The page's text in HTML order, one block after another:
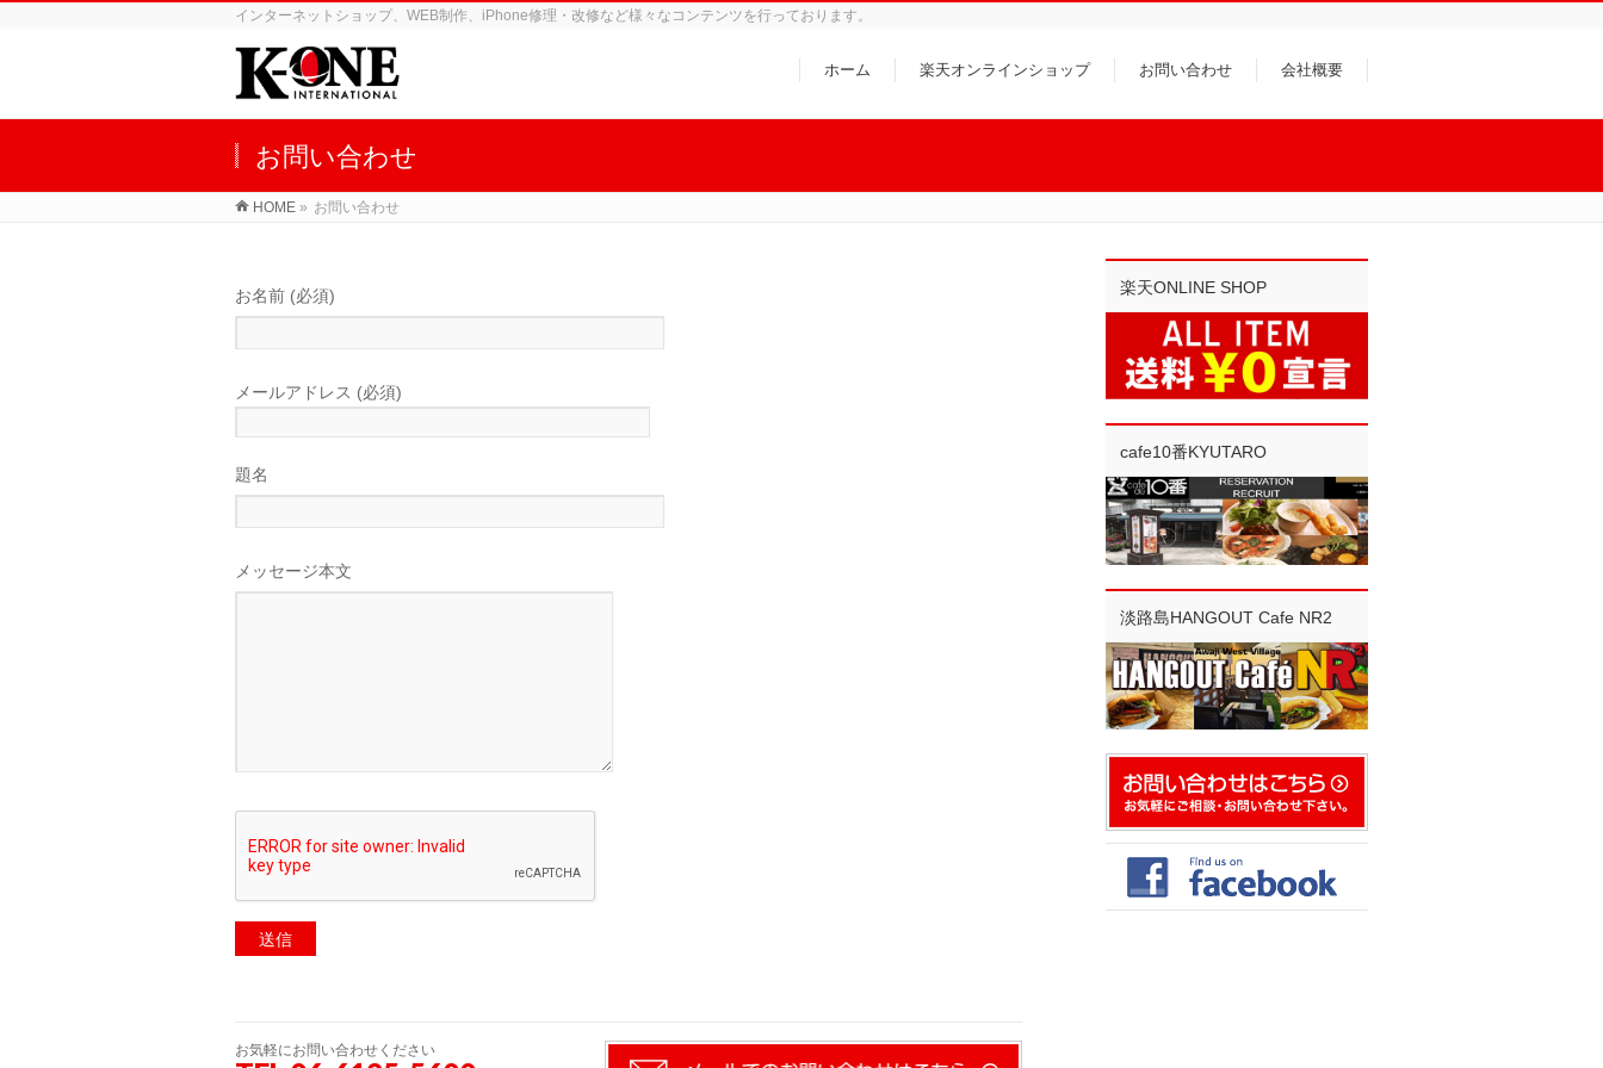
インターネットショップ、WEB制作、iPhone修理・改修など様々なコンテンツを行っております。
ホーム 楽天オンラインショップ お問い合わせ 会社概要
お問い合わせ
HOME » お問い合わせ
お名前 (必須)
メールアドレス (必須)
題名
メッセージ本文
お気軽にお問い合わせください
楽天ONLINE SHOP
cafe10番KYUTARO
淡路島HANGOUT Cafe NR2